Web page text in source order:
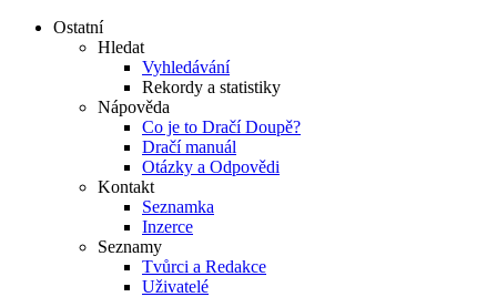
Ostatní
Hledat
Vyhledávání
Rekordy a statistiky
Nápověda
Co je to Dračí Doupě?
Dračí manuál
Otázky a Odpovědi
Kontakt
Seznamka
Inzerce
Seznamy
Tvůrci a Redakce
Uživatelé